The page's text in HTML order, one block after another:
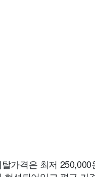
가격은 최저 250,000